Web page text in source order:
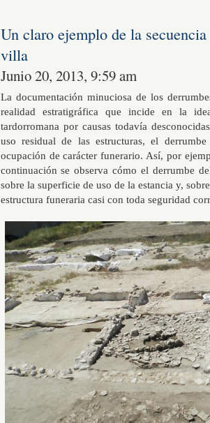
Un claro ejemplo de la
villa
Junio 20, 2013, 9:59 am
La documentación minuciosa de los
realidad estratigráfica que incide en la
tardorromana por causas todavía
uso residual de las estructuras, el
ocupación de carácter funerario. Así, por
continuación se observa cómo el derrumbe
sobre la superficie de uso de la estancia y,
estructura funeraria casi con toda seguridad